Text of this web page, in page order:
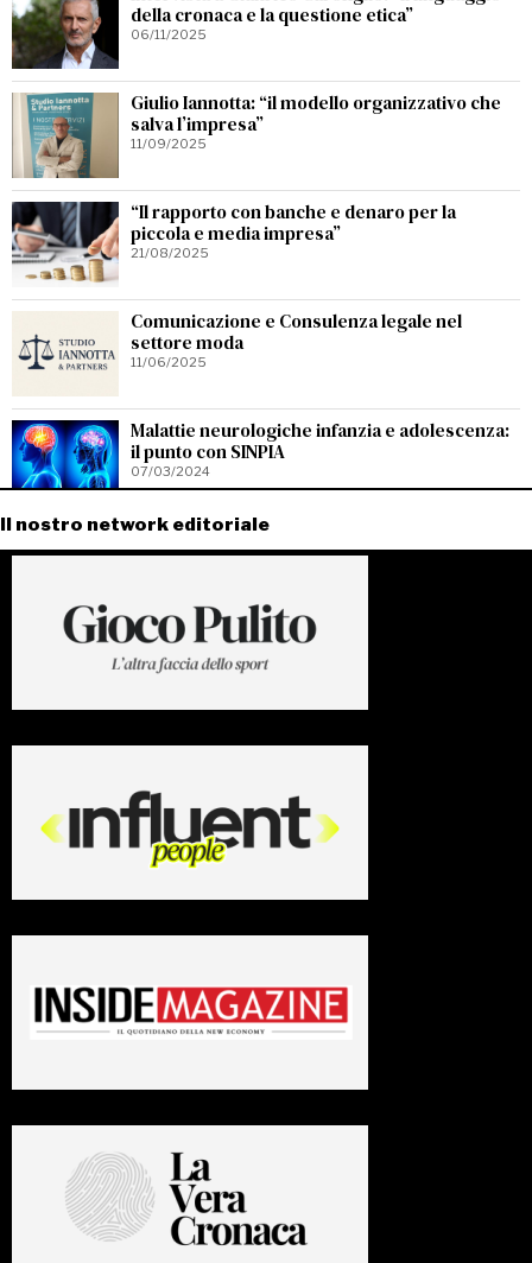
della cronaca e la questione etica”
06/11/2025
Giulio Iannotta: “il modello organizzativo che
salva l’impresa”
11/09/2025
“Il rapporto con banche e denaro per la
piccola e media impresa”
21/08/2025
Comunicazione e Consulenza legale nel
settore moda
11/06/2025
Malattie neurologiche infanzia e adolescenza:
il punto con SINPIA
07/03/2024
Il nostro network editoriale